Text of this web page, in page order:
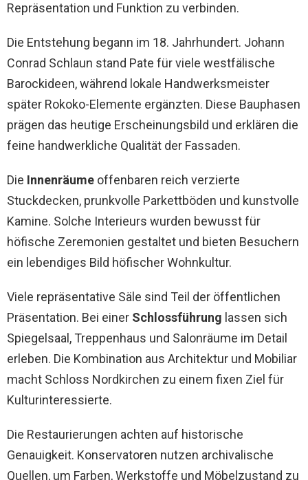
Repräsentation und Funktion zu verbinden.
Die Entstehung begann im 18. Jahrhundert. Johann
Conrad Schlaun stand Pate für viele westfälische
Barockideen, während lokale Handwerksmeister
später Rokoko-Elemente ergänzten. Diese Bauphasen
prägen das heutige Erscheinungsbild und erklären die
feine handwerkliche Qualität der Fassaden.
Die Innenräume offenbaren reich verzierte
Stuckdecken, prunkvolle Parkettböden und kunstvolle
Kamine. Solche Interieurs wurden bewusst für
höfische Zeremonien gestaltet und bieten Besuchern
ein lebendiges Bild höfischer Wohnkultur.
Viele repräsentative Säle sind Teil der öffentlichen
Präsentation. Bei einer Schlossführung lassen sich
Spiegelsaal, Treppenhaus und Salonräume im Detail
erleben. Die Kombination aus Architektur und Mobiliar
macht Schloss Nordkirchen zu einem fixen Ziel für
Kulturinteressierte.
Die Restaurierungen achten auf historische
Genauigkeit. Konservatoren nutzen archivalische
Quellen, um Farben, Werkstoffe und Möbelzustand zu